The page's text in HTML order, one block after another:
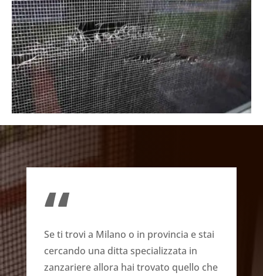
“
Se ti trovi a Milano o in provincia e stai
cercando una ditta specializzata in
zanzariere allora hai trovato quello che